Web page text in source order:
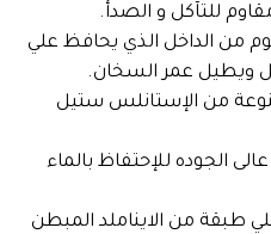
للتآكل و الصدأ.
من الداخل الذي يحافظ علي
ويطيل عمر السخان.
من الإستانلس ستيل
الجوده للإحتفاظ بالماء
طبقة من الايناملد المبطن